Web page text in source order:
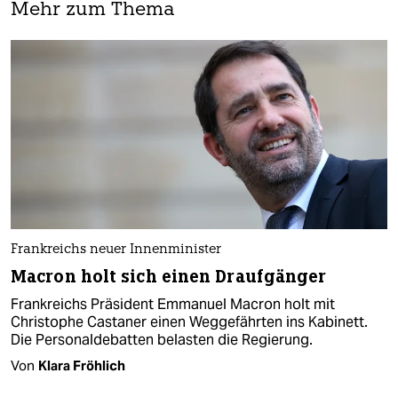
Mehr zum Thema
Frankreichs neuer Innenminister
Macron holt sich einen Draufgänger
Frankreichs Präsident Emmanuel Macron holt mit
Christophe Castaner einen Weggefährten ins Kabinett.
Die Personaldebatten belasten die Regierung.
Von Klara Fröhlich